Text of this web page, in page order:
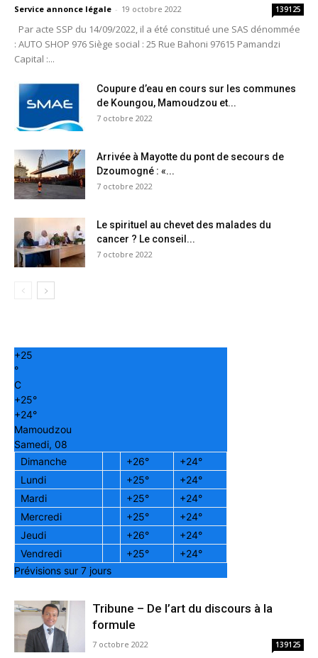
Service annonce légale - 19 octobre 2022 139125
Par acte SSP du 14/09/2022, il a été constitué une SAS dénommée
: AUTO SHOP 976 Siège social : 25 Rue Bahoni 97615 Pamandzi
Capital :...
Coupure d’eau en cours sur les communes
de Koungou, Mamoudzou et...
7 octobre 2022
Arrivée à Mayotte du pont de secours de
Dzoumogné : «...
7 octobre 2022
Le spirituel au chevet des malades du
cancer ? Le conseil...
7 octobre 2022
+25
°
C
+25°
+24°
Mamoudzou
Samedi, 08
Dimanche
+26° +24°
Lundi
+25° +24°
Mardi
+25° +24°
Mercredi
+25° +24°
Jeudi
+26° +24°
Vendredi
+25° +24°
Prévisions sur 7 jours
Tribune – De l’art du discours à la
formule
7 octobre 2022 139125